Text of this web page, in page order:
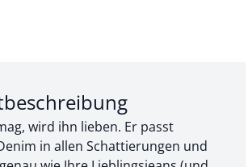
3:
wird ihn lieben. Er passt
in allen Schattierungen und